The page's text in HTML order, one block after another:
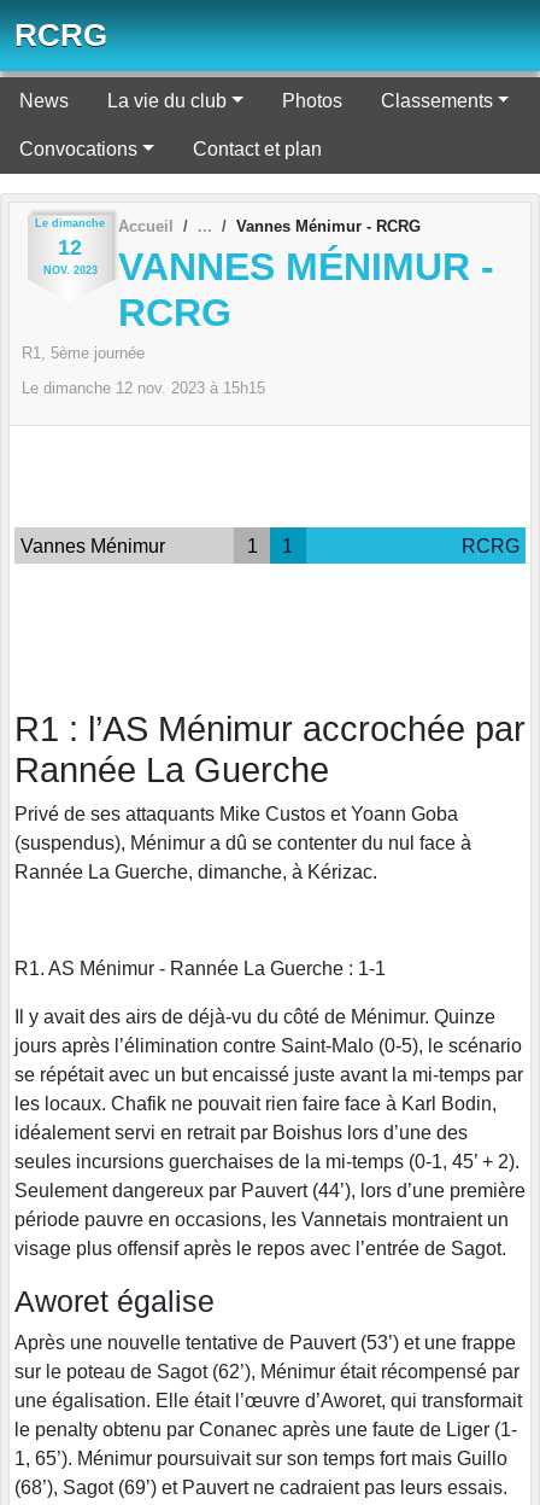
RCRG
News La vie du club Photos Classements
Convocations Contact et plan
Le dimanche
12
NOV. 2023
Accueil Vannes Ménimur - RCRG
VANNES MÉNIMUR -
RCRG
R1, 5ème journée
Le dimanche 12 nov. 2023 à 15h15
Vannes Ménimur 1 1 RCRG
R1 : l’AS Ménimur accrochée par
Rannée La Guerche
Privé de ses attaquants Mike Custos et Yoann Goba
(suspendus), Ménimur a dû se contenter du nul face à
Rannée La Guerche, dimanche, à Kérizac.
R1. AS Ménimur - Rannée La Guerche : 1-1
Il y avait des airs de déjà-vu du côté de Ménimur. Quinze
jours après l’élimination contre Saint-Malo (0-5), le scénario
se répétait avec un but encaissé juste avant la mi-temps par
les locaux. Chafik ne pouvait rien faire face à Karl Bodin,
idéalement servi en retrait par Boishus lors d’une des
seules incursions guerchaises de la mi-temps (0-1, 45’ + 2).
Seulement dangereux par Pauvert (44’), lors d’une première
période pauvre en occasions, les Vannetais montraient un
visage plus offensif après le repos avec l’entrée de Sagot.
Aworet égalise
Après une nouvelle tentative de Pauvert (53’) et une frappe
sur le poteau de Sagot (62’), Ménimur était récompensé par
une égalisation. Elle était l’œuvre d’Aworet, qui transformait
le penalty obtenu par Conanec après une faute de Liger (1-
1, 65’). Ménimur poursuivait sur son temps fort mais Guillo
(68’), Sagot (69’) et Pauvert ne cadraient pas leurs essais.